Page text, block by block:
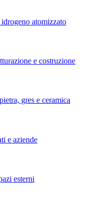
atomizzato
e costruzione
gres e ceramica
e aziende
esterni